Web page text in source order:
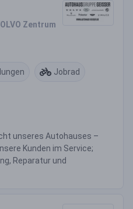
Zentrum
Jobrad
unseres Autohauses –
Kunden im Service;
Reparatur und